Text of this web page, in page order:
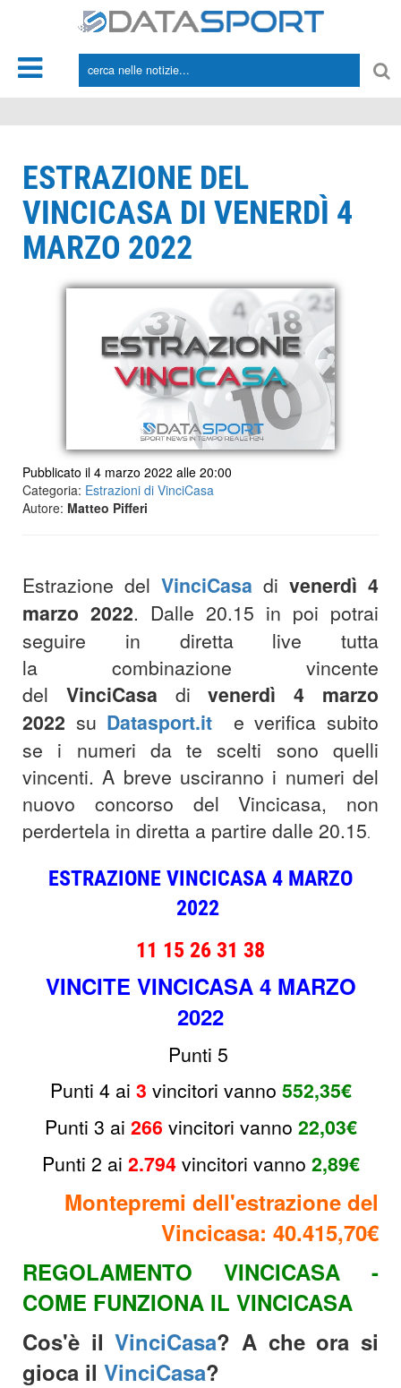
ESTRAZIONE DEL
VINCICASA DI VENERDÌ 4
MARZO 2022
Pubblicato il 4 marzo 2022 alle 20:00
Categoria: Estrazioni di VinciCasa
Autore: Matteo Pifferi
Estrazione del VinciCasa di venerdì 4
marzo 2022. Dalle 20.15 in poi potrai
seguire in diretta live tutta
la combinazione vincente
del VinciCasa divenerdì 4 marzo
2022 su Datasport.it
e verifica subito
se i numeri da te scelti sono quelli
vincenti. A breve usciranno i numeri del
nuovo concorso del Vincicasa, non
perdertela in diretta a partire dalle 20.15.
ESTRAZIONE VINCICASA 4 MARZO
2022
11 15 26 31 38
VINCITE VINCICASA 4 MARZO
2022
Punti 5
Punti 4 ai 3 vincitori vanno 552,35€
Punti 3 ai 266 vincitori vanno 22,03€
Punti 2 ai 2.794vincitori vanno 2,89€
Montepremi dell'estrazione del
Vincicasa: 40.415,70€
REGOLAMENTO VINCICASA -
COME FUNZIONA IL VINCICASA
Cos'è ilVinciCasa? A che ora si
gioca il VinciCasa?